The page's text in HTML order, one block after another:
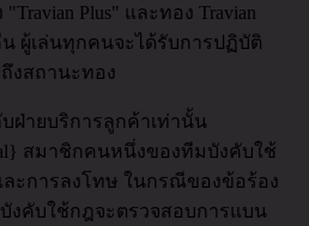
Plus" และทอง Travian
น ผู้เล่นทุกคนจะได้รับการปฏิบัติ
งสถานะทอง
ฝ่ายบริการลูกค้าเท่านั้น
สมาชิกคนหนึ่งของทีมบังคับใช้
ะการลงโทษ ในกรณีของข้อร้อง
งคับใช้กฎจะตรวจสอบการแบน